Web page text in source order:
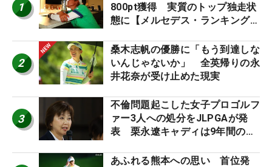
1
800pt獲得 実質のトップ独走状
態に【メルセデス・ランキング番
2
桑木志帆の優勝に「もう到達しな
いんじゃないか」 全英帰りの永
井花奈が受け止めた現実
3
不倫問題起こした女子プロゴルフ
ァー3人への処分をJLPGAが発
表 栗永遼キャディは9年間の立
あふれる熊本への思い 首位発